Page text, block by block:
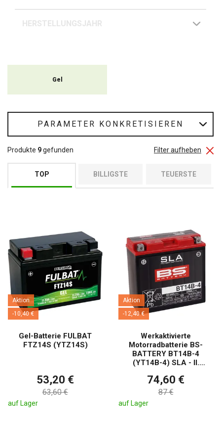
HERSTELLUNGSJAHR
Gel
PARAMETER KONKRETISIEREN
Filter aufheben
Produkte 9gefunden
TOP BILLIGSTE TEUERSTE
Aktion
-10,40 €
Gel-Batterie FULBAT
FTZ14S (YTZ14S)
53,20 €
63,60 €
auf Lager
Aktion
-12,40 €
Werkaktivierte
Motorradbatterie BS-
BATTERY BT14B-4
(YT14B-4) SLA - II.
74,60 €
87 €
auf Lager